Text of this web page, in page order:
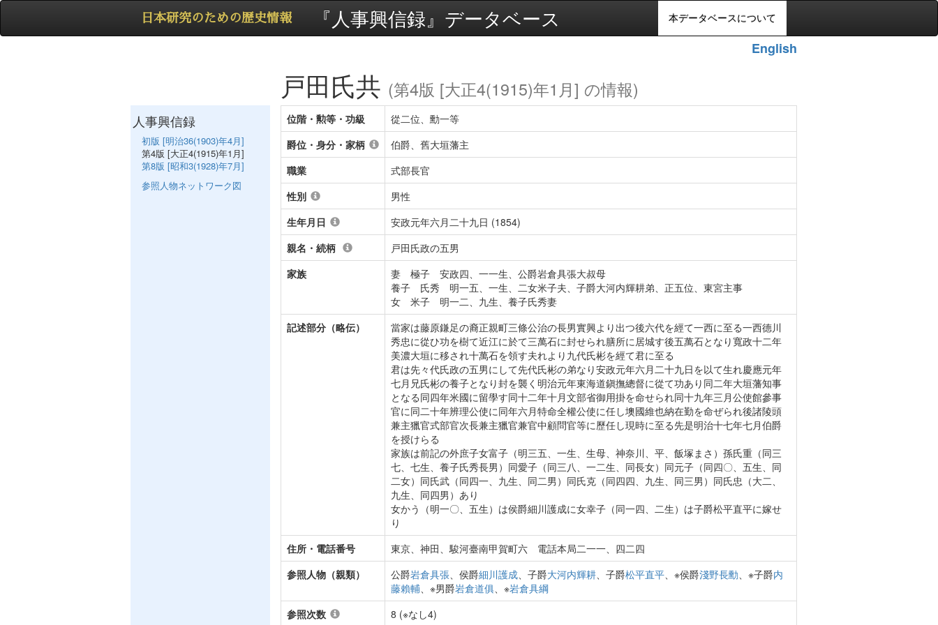
本データベースについて
日本研究のための歴史情報 『人事興信録』データベース
English
戸田氏共 (第4版 [大正4(1915)年1月] の情報)
位階・勲等・功級
從二位、勳一等
爵位・身分・家柄
伯爵、舊大垣藩主
職業
式部長官
性別
男性
生年月日
安政元年六月二十九日 (1854)
親名・続柄
戸田氏政の五男
家族
妻 極子 安政四、一一生、公爵岩倉具張大叔母
養子 氏秀 明一五、一生、二女米子夫、子爵大河内輝耕弟、正五位、東宮主事
女 米子 明一二、九生、養子氏秀妻
記述部分（略伝）
當家は藤原鎌足の裔正親町三條公治の長男實興より出つ後六代を經て一西に至る一西德川
秀忠に從ひ功を樹て近江に於て三萬石に封せられ膳所に居城す後五萬石となり寬政十二年
美濃大垣に移され十萬石を領す夫れより九代氏彬を經て君に至る
君は先々代氏政の五男にして先代氏彬の弟なり安政元年六月二十九日を以て生れ慶應元年
七月兄氏彬の養子となり封を襲く明治元年東海道鎭撫總督に從て功あり同二年大垣藩知事
となる同四年米國に留學す同十二年十月文部省御用掛を命せられ同十九年三月公使館參事
官に同二十年辨理公使に同年六月特命全權公使に任し墺國維也納在勤を命ぜられ後諸陵頭
兼主獵官式部官次長兼主獵官兼官中顧問官等に歷任し現時に至る先是明治十七年七月伯爵
を授けらる
家族は前記の外庶子女富子（明三五、一生、生母、神奈川、平、飯塚まさ）孫氏重（同三
七、七生、養子氏秀長男）同愛子（同三八、一二生、同長女）同元子（同四〇、五生、同
二女）同氏武（同四一、九生、同二男）同氏克（同四四、九生、同三男）同氏忠（大二、
九生、同四男）あり
女かう（明一〇、五生）は侯爵細川護成に女幸子（同一四、二生）は子爵松平直平に嫁せ
り
住所・電話番号
東京、神田、駿河臺南甲賀町六 電話本局二一一、四二四
参照人物（親類）
公爵岩倉具張、侯爵細川護成、子爵大河内輝耕、子爵松平直平、※侯爵淺野長勳、※子爵内
藤賴輔、※男爵岩倉道俱、※岩倉具綱
参照次数
8 (※なし4)
人事興信録
初版 [明治36(1903)年4月]
第4版 [大正4(1915)年1月]
第8版 [昭和3(1928)年7月]
参照人物ネットワーク図